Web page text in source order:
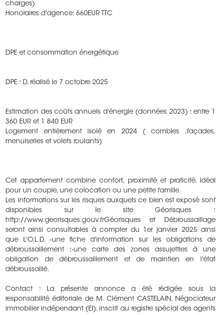
charges)
Honoraires d'agence: 660EUR TTC
DPE et consommation énergétique
DPE : D, réalisé le 7 octobre 2025
Estimation des coûts annuels d'énergie (données 2023) : entre 1
360 EUR et 1 840 EUR
Logement entièrement isolé en 2024 ( combles ,façades,
menuiseries et volets roulants)
Cet appartement combine confort, proximité et praticité, idéal
pour un couple, une colocation ou une petite famille.
Les informations sur les risques auxquels ce bien est exposé sont
disponibles sur le site Géorisques :
http://www.georisques.gouv.frGéorisques et Débroussaillage
seront ainsi consultables à compter du 1er janvier 2025 ainsi
que L'O.L.D. -une fiche d'information sur les obligations de
débroussaillement ;-une carte des zones assujetties à une
obligation de débroussaillement et de maintien en l'état
débroussaillé.
Contact : La présente annonce a été rédigée sous la
responsabilité éditoriale de M. Clément CASTELAIN, Négociateur
immobilier indépendant (EI), inscrit au registre spécial des agents